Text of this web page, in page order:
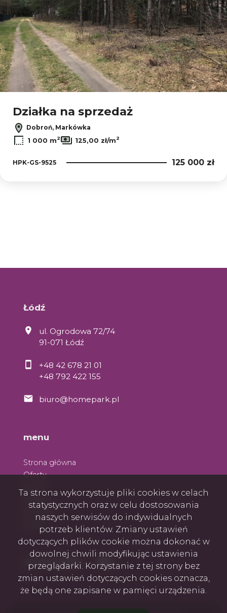
Działka na sprzedaż
Dobroń, Markówka
1 000 m2 125,00 zł/m2
HPK-GS-9525 125 000 zł
Łódź
ul. Ogrodowa 72/74
91-071 Łódź
+48 42 678 21 01
+48 792 422 155
biuro@homepark.pl
menu
Strona główna
Oferty
Kontakt
social media Facebook
Facebook
Ta strona wykorzystuje pliki cookies w celach
statystycznych oraz w celu dostosowania
naszych serwisów do indywidualnych
potrzeb klientów. Zmiany ustawień
dotyczących plików cookie można dokonać w
dowolnej chwili modyfikując ustawienia
przeglądarki. Korzystanie z tej strony bez
zmian ustawień dotyczących cookies oznacza,
że będą one zapisane w pamięci urządzenia.